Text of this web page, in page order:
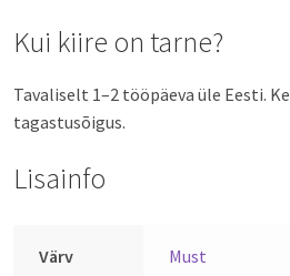
Kui kiire on tarne?
Tavaliselt 1–2 tööpäeva üle Eesti.
tagastusõigus.
Lisainfo
Värv Must